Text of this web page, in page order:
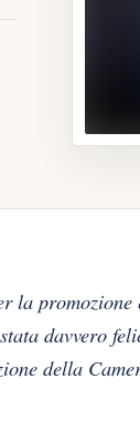
la
davvero
della